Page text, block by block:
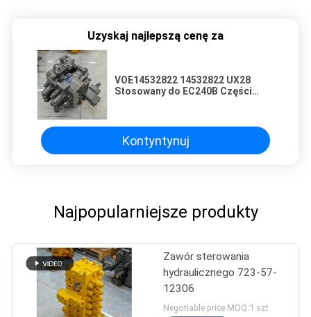
Uzyskaj najlepszą cenę za
VOE14532822 14532822 UX28
Stosowany do EC240B Części
Kontyntynuj
Najpopularniejsze produkty
Zawór sterowania
hydraulicznego 723-57-
12306
Negotiable price MOQ:1 szt